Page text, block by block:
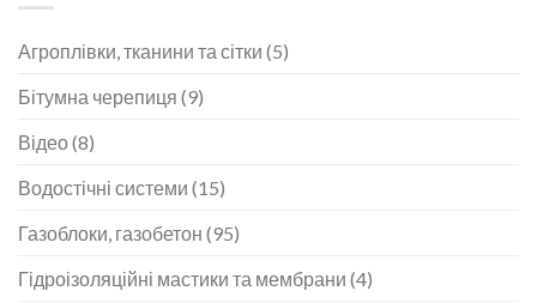
Агроплівки, тканини та сітки (5)
Бітумна черепиця (9)
Відео(8)
Водостічні системи (15)
Газоблоки, газобетон (95)
Гідроізоляційні мастики та мембрани (4)